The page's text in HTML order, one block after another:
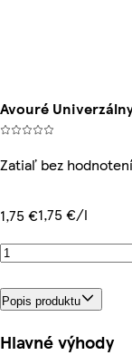
Avouré
Zatiaľ bez hodnotení
1,75 €1,75 €/l
Popis produktu
Hlavné výhody